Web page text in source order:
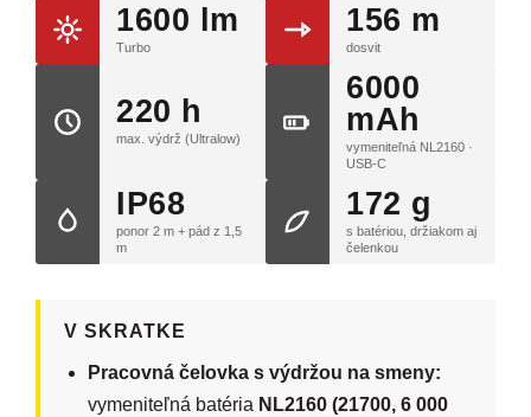
1600 lm
Turbo
156 m
dosvit
220 h
max. výdrž (Ultralow)
6000
mAh
vymeniteľná NL2160 ·
USB-C
IP68
ponor 2 m + pád z 1,5
m
172 g
s batériou, držiakom aj
čelenkou
V SKRATKE
Pracovná čelovka s výdržou na smeny:
vymeniteľná batéria NL2160 (21700, 6 000